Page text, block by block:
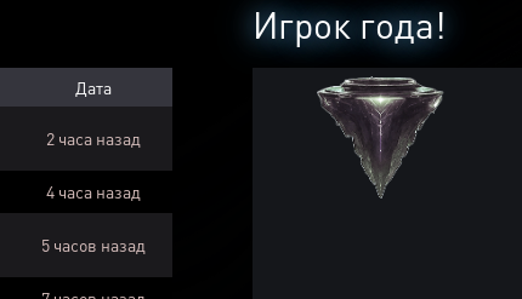
Игрок года!
Дата
2 часа назад
4 часа назад
5 часов назад